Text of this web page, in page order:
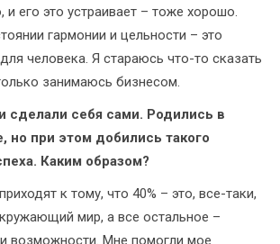
и его это устраивает – тоже хорошо.
гармонии и цельности – это
человека. Я стараюсь что-то сказать
занимаюсь бизнесом.
сделали себя сами. Родились в
но при этом добились такого
Каким образом?
к тому, что 40% – это, все-таки,
мир, а все остальное –
возможности. Мне помогли мое